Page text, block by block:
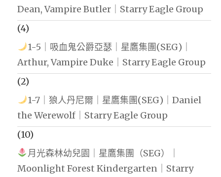
Dean, Vampire Butler｜Starry Eagle Group
(4)
1-5｜吸血鬼公爵亞瑟｜星鷹集團(SEG)｜
Arthur, Vampire Duke｜Starry Eagle Group
(2)
1-7｜狼人丹尼爾｜星鷹集團(SEG)｜Daniel
the Werewolf｜Starry Eagle Group
(10)
月光森林幼兒園｜星鷹集團（SEG）｜
Moonlight Forest Kindergarten｜Starry